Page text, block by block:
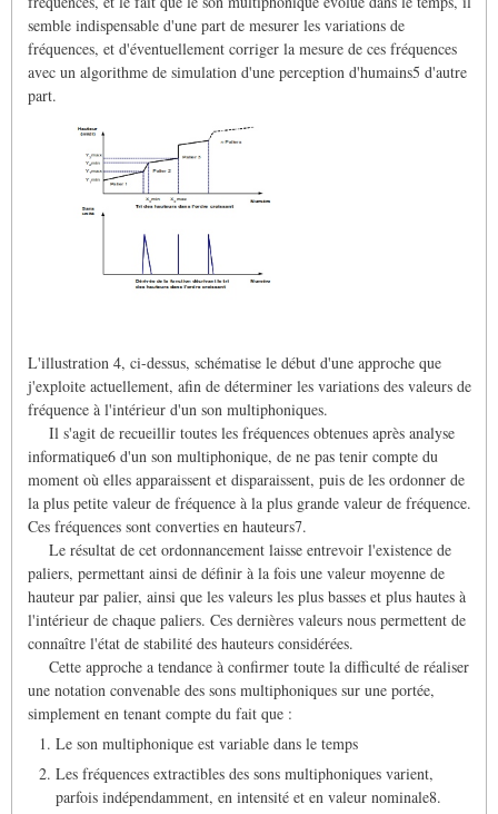
semble indispensable d'une part de mesurer les variations de
fréquences, et d'éventuellement corriger la mesure de ces fréquences
avec un algorithme de simulation d'une perception d'humains5 d'autre
part.
L'illustration 4, ci-dessus, schématise le début d'une approche que
j'exploite actuellement, afin de déterminer les variations des valeurs de
fréquence à l'intérieur d'un son multiphoniques.
Il s'agit de recueillir toutes les fréquences obtenues après analyse
informatique6 d'un son multiphonique, de ne pas tenir compte du
moment où elles apparaissent et disparaissent, puis de les ordonner de
la plus petite valeur de fréquence à la plus grande valeur de fréquence.
Ces fréquences sont converties en hauteurs7.
Le résultat de cet ordonnancement laisse entrevoir l'existence de
paliers, permettant ainsi de définir à la fois une valeur moyenne de
hauteur par palier, ainsi que les valeurs les plus basses et plus hautes à
l'intérieur de chaque paliers. Ces dernières valeurs nous permettent de
connaître l'état de stabilité des hauteurs considérées.
Cette approche a tendance à confirmer toute la difficulté de réaliser
une notation convenable des sons multiphoniques sur une portée,
simplement en tenant compte du fait que :
Le son multiphonique est variable dans le temps
Les fréquences extractibles des sons multiphoniques varient,
parfois indépendamment, en intensité et en valeur nominale8.